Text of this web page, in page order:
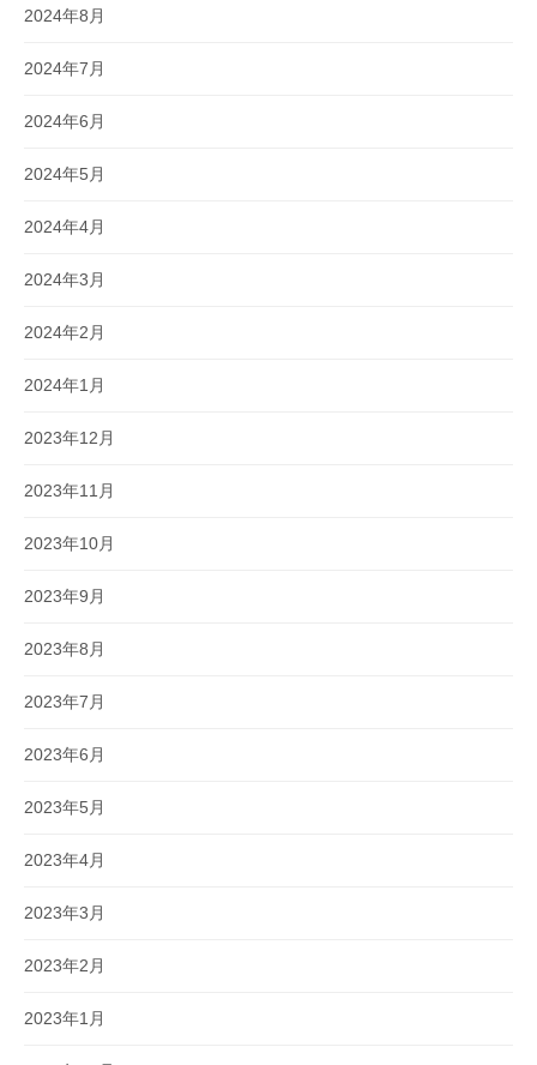
2024年8月
2024年7月
2024年6月
2024年5月
2024年4月
2024年3月
2024年2月
2024年1月
2023年12月
2023年11月
2023年10月
2023年9月
2023年8月
2023年7月
2023年6月
2023年5月
2023年4月
2023年3月
2023年2月
2023年1月